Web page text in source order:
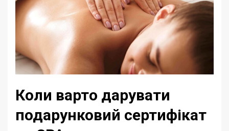
Коли варто дарувати
подарунковий сертифікат